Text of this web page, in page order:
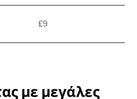
£9
με μεγάλες